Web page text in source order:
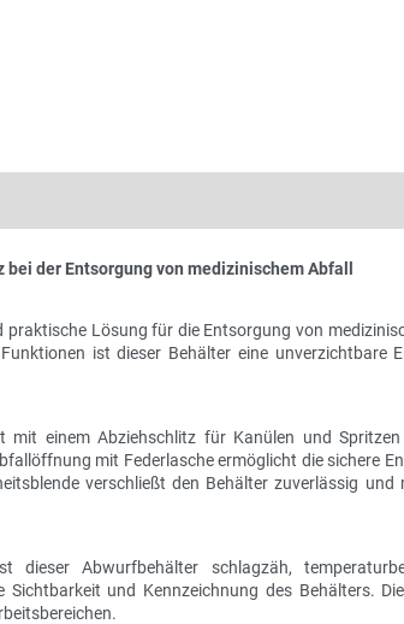
der Entsorgung von medizinischem Abfall
Lösung für die Entsorgung von
ist dieser Behälter eine unverzichtbare
mit einem Abziehschlitz für Kanülen und
mit Federlasche ermöglicht die sichere
verschließt den Behälter zuverlässig und
dieser Abwurfbehälter schlagzäh,
und Kennzeichnung des Behälters.